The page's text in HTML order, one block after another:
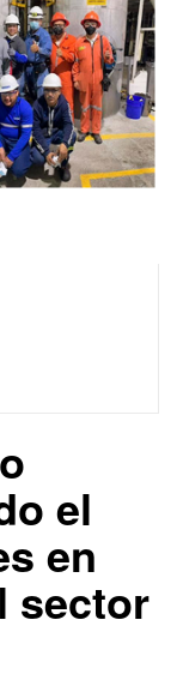
el
en
sector